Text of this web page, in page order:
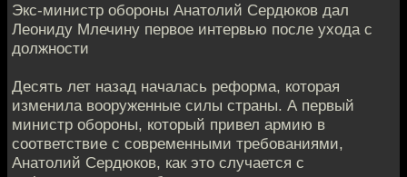
Экс-министр обороны Анатолий Сердюков дал
Леониду Млечину первое интервью после ухода с
должности
Десять лет назад началась реформа, которая
изменила вооруженные силы страны. А первый
министр обороны, который привел армию в
соответствие с современными требованиями,
Анатолий Сердюков, как это случается с